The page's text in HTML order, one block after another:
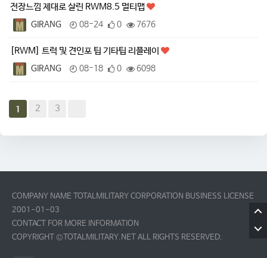
전장느낌 제대로 살린 RWM8.5 멀티맵
GIRANG 08-24 0 7676
[RWM] 트럭 및 견인포 팁 기타팁 리플레이
GIRANG 08-18 0 6098
1 2 3
COMPANY NAME TOTALMILITARY CORPORATION BUSINESS LICENSE
2001-01-03
CONTACT FOR MORE INFORMATION
COPYRIGHT ©TOTALMILITARY.NET ALL RIGHTS RESERVED.